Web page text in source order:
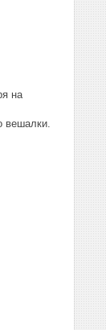
на
вешалки.